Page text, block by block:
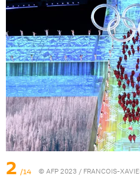
2 /14 © AFP 2023 / FRANCOIS-